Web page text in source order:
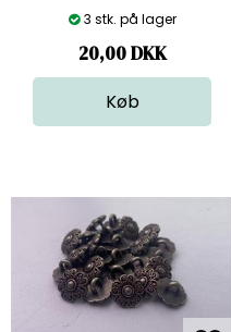
3 stk. på lager
20,00DKK